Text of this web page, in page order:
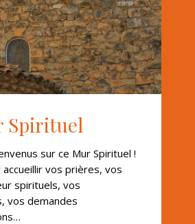
Spirituel
sur ce Mur Spirituel !
vos prières, vos
spirituels, vos
vos demandes